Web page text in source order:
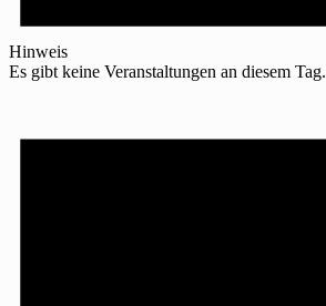
Hinweis
Es gibt keine Veranstaltungen an diesem Tag.